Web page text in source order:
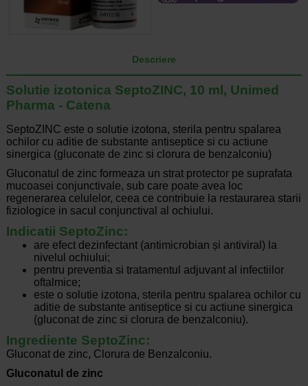
Descriere
Solutie izotonica SeptoZINC, 10 ml, Unimed
Pharma - Catena
SeptoZINC este o solutie izotona, sterila pentru spalarea
ochilor cu aditie de substante antiseptice si cu actiune
sinergica (gluconate de zinc si clorura de benzalconiu)
Gluconatul de zinc formeaza un strat protector pe suprafata
mucoasei conjunctivale, sub care poate avea loc
regenerarea celulelor, ceea ce contribuie la restaurarea starii
fiziologice in sacul conjunctival al ochiului.
Indicatii SeptoZinc:
are efect dezinfectant (antimicrobian și antiviral) la
nivelul ochiului;
pentru preventia si tratamentul adjuvant al infectiilor
oftalmice;
este o solutie izotona, sterila pentru spalarea ochilor cu
aditie de substante antiseptice si cu actiune sinergica
(gluconat de zinc si clorura de benzalconiu).
Ingrediente SeptoZinc:
Gluconat de zinc, Clorura de Benzalconiu.
Gluconatul de zinc